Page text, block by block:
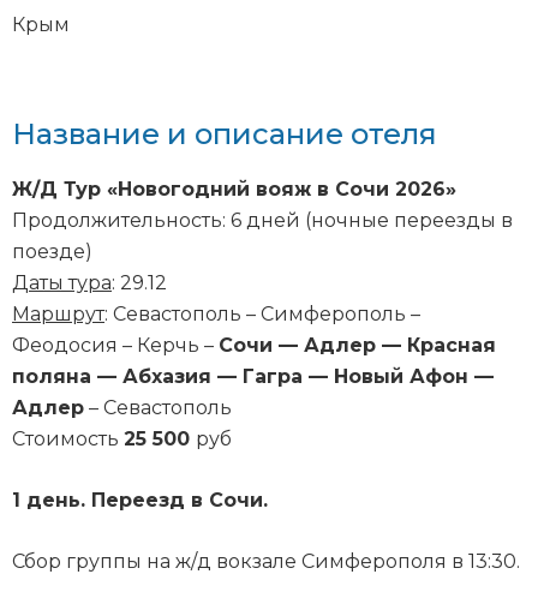
Крым
Название и описание отеля
Ж/Д Тур «Новогодний вояж в Сочи 2026»
Продолжительность: 6 дней (ночные переезды в
поезде)
Даты тура: 29.12
Маршрут: Севастополь – Симферополь –
Феодосия – Керчь – Сочи — Адлер — Красная
поляна — Абхазия — Гагра — Новый Афон —
Адлер – Севастополь
Стоимость 25 500 руб
1 день. Переезд в Сочи.
Сбор группы на ж/д вокзале Симферополя в 13:30.